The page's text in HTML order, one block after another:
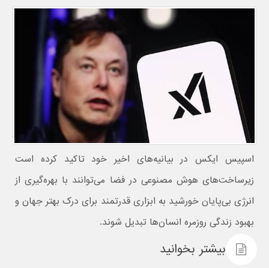
اسپیس ایکس در بیانیه‌های اخیر خود تاکید کرده است
زیرساخت‌های هوش مصنوعی در فضا می‌توانند با بهره‌گیری از
انرژی بی‌پایان خورشید به ابزاری قدرتمند برای درک بهتر جهان و
بهبود زندگی روزمره انسان‌ها تبدیل شوند.
بیشتر بخوانید